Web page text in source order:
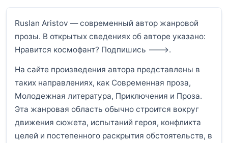
Ruslan Aristov — современный автор жанровой
прозы. В открытых сведениях об авторе указано:
Нравится космофант? Подпишись --->.
На сайте произведения автора представлены в
таких направлениях, как Современная проза,
Молодежная литература, Приключения и Проза.
Эта жанровая область обычно строится вокруг
движения сюжета, испытаний героя, конфликта
целей и постепенного раскрытия обстоятельств, в